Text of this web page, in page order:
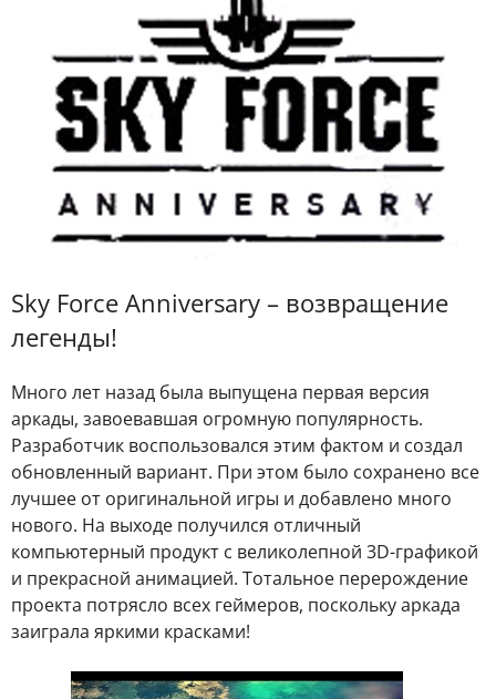
Sky Force Anniversary – возвращение
легенды!
Много лет назад была выпущена первая версия
аркады, завоевавшая огромную популярность.
Разработчик воспользовался этим фактом и создал
обновленный вариант. При этом было сохранено все
лучшее от оригинальной игры и добавлено много
нового. На выходе получился отличный
компьютерный продукт с великолепной 3D-графикой
и прекрасной анимацией. Тотальное перерождение
проекта потрясло всех геймеров, поскольку аркада
заиграла яркими красками!